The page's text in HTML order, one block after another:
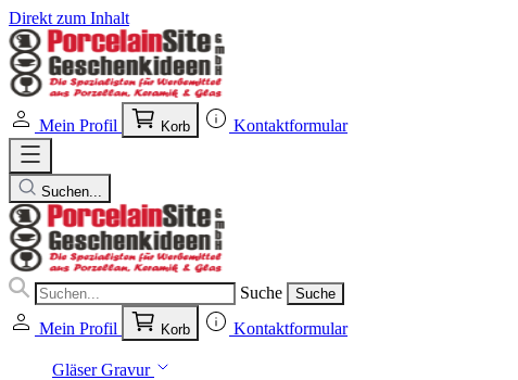
Direkt zum Inhalt
Mein Profil Korb Kontaktformular
Suchen...
Suche Suche
Mein Profil Korb Kontaktformular
Gläser Gravur